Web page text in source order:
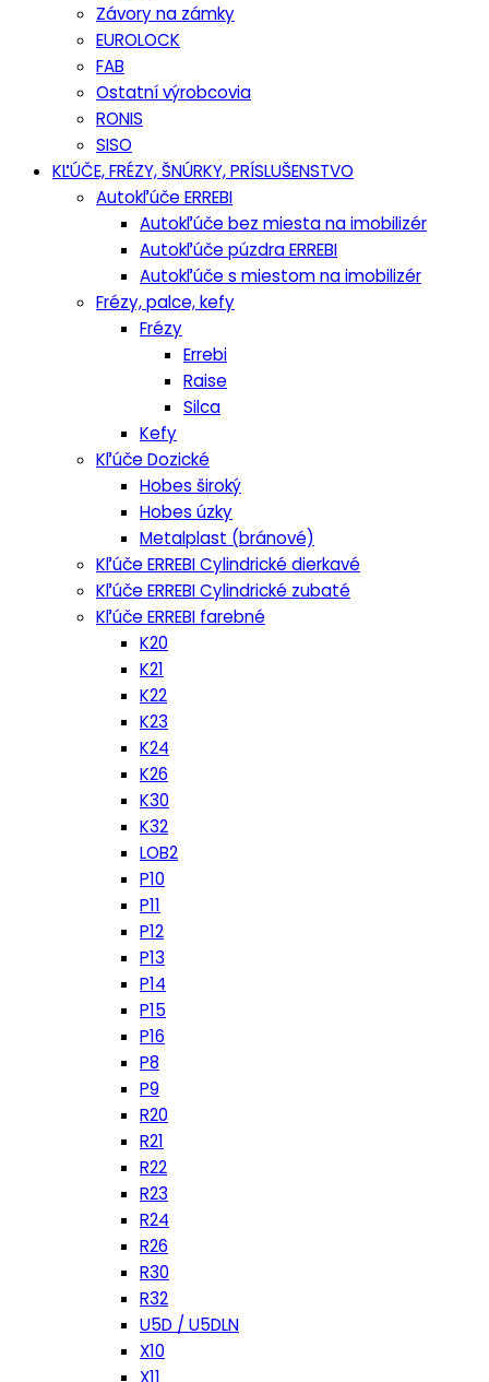
Závory na zámky
EUROLOCK
FAB
Ostatní výrobcovia
RONIS
SISO
KĽÚČE, FRÉZY, ŠNÚRKY, PRÍSLUŠENSTVO
Autokľúče ERREBI
Autokľúče bez miesta na imobilizér
Autokľúče púzdra ERREBI
Autokľúče s miestom na imobilizér
Frézy, palce, kefy
Frézy
Errebi
Raise
Silca
Kefy
Kľúče Dozické
Hobes široký
Hobes úzky
Metalplast (bránové)
Kľúče ERREBI Cylindrické dierkavé
Kľúče ERREBI Cylindrické zubaté
Kľúče ERREBI farebné
K20
K21
K22
K23
K24
K26
K30
K32
LOB2
P10
P11
P12
P13
P14
P15
P16
P8
P9
R20
R21
R22
R23
R24
R26
R30
R32
U5D / U5DLN
X10